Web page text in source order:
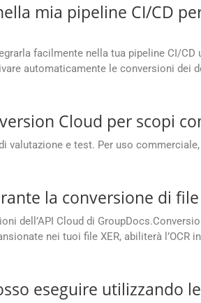
mia pipeline CI/CD
facilmente nella tua pipeline CI/CD
automaticamente le conversioni
Cloud per scopi
e test. Per uso
la conversione di file
dell’API Cloud di
nei tuoi file XER, abiliterà l’OCR
eseguire utilizzando